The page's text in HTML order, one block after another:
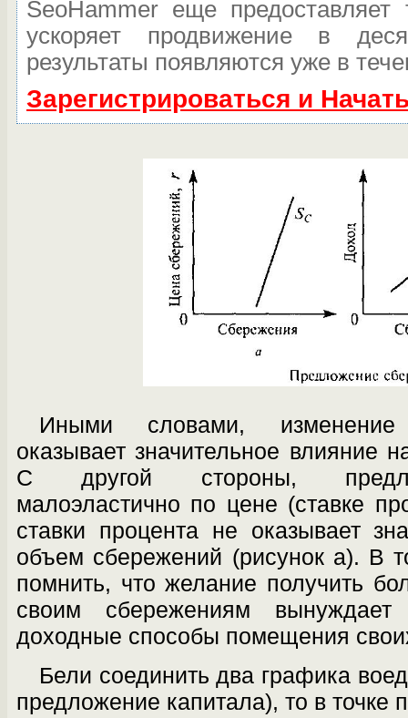
SeoHammer еще предоставляет
ускоряет продвижение в
результаты появляются уже в
Зарегистрироваться и
Иными словами,
оказывает значительное влияние
С другой стороны,
малоэластично по цене (ставке
ставки процента не ока­зывает
объем сбережений (рисунок а). В
помнить, что желание получить
своим сбережениям
доходные способы помещения
Бели соединить два графика
предложение капитала), то в точке